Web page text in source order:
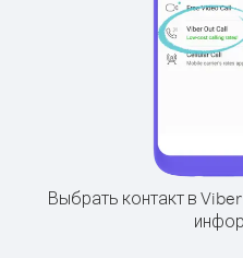
Выбрать контакт в